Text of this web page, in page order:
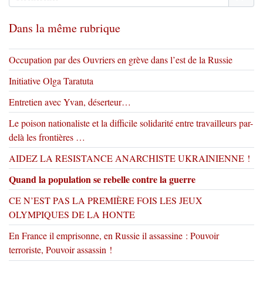
Dans la même rubrique
Occupation par des Ouvriers en grève dans l’est de la Russie
Initiative Olga Taratuta
Entretien avec Yvan, déserteur…
Le poison nationaliste et la difficile solidarité entre travailleurs par-
delà les frontières …
AIDEZ LA RESISTANCE ANARCHISTE UKRAINIENNE !
Quand la population se rebelle contre la guerre
CE N’EST PAS LA PREMIÈRE FOIS LES JEUX
OLYMPIQUES DE LA HONTE
En France il emprisonne, en Russie il assassine : Pouvoir
terroriste, Pouvoir assassin !